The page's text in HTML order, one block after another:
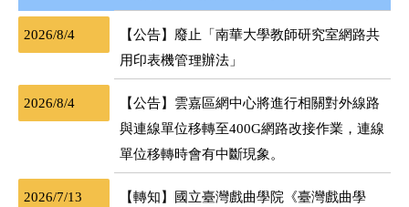
2026/8/4
【公告】廢止「南華大學教師研究室網路共
用印表機管理辦法」
2026/8/4
【公告】雲嘉區網中心將進行相關對外線路
與連線單位移轉至400G網路改接作業，連線
單位移轉時會有中斷現象。
2026/7/13
【轉知】國立臺灣戲曲學院《臺灣戲曲學